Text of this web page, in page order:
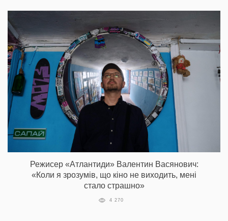
Режисер «Атлантиди» Валентин Васянович:
«Коли я зрозумів, що кіно не виходить, мені
стало страшно»
4 270